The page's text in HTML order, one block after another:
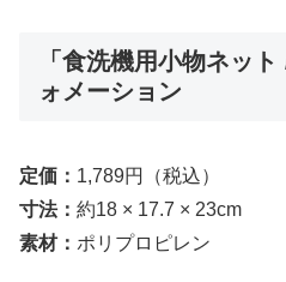
「食洗機用小物ネッ
ォメーション
定価： 1,789円（税込）
寸法： 約18 × 17.7 × 23cm
素材： ポリプロピレン